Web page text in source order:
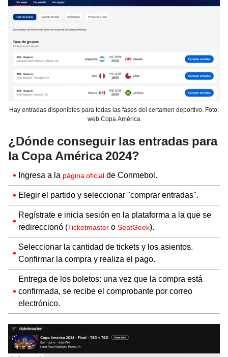
Hay entradas disponibles para todas las fases del certamen deportivo. Foto:
web Copa América
¿Dónde conseguir las entradas para
la Copa América 2024?
Ingresa a la página oficial de Conmebol.
Elegir el partido y seleccionar "comprar entradas".
Regístrate e inicia sesión en la plataforma a la que se
redireccionó (Ticketmaster o SeatGeek).
Seleccionar la cantidad de tickets y los asientos.
Confirmar la compra y realiza el pago.
Entrega de los boletos: una vez que la compra está
confirmada, se recibe el comprobante por correo
electrónico.